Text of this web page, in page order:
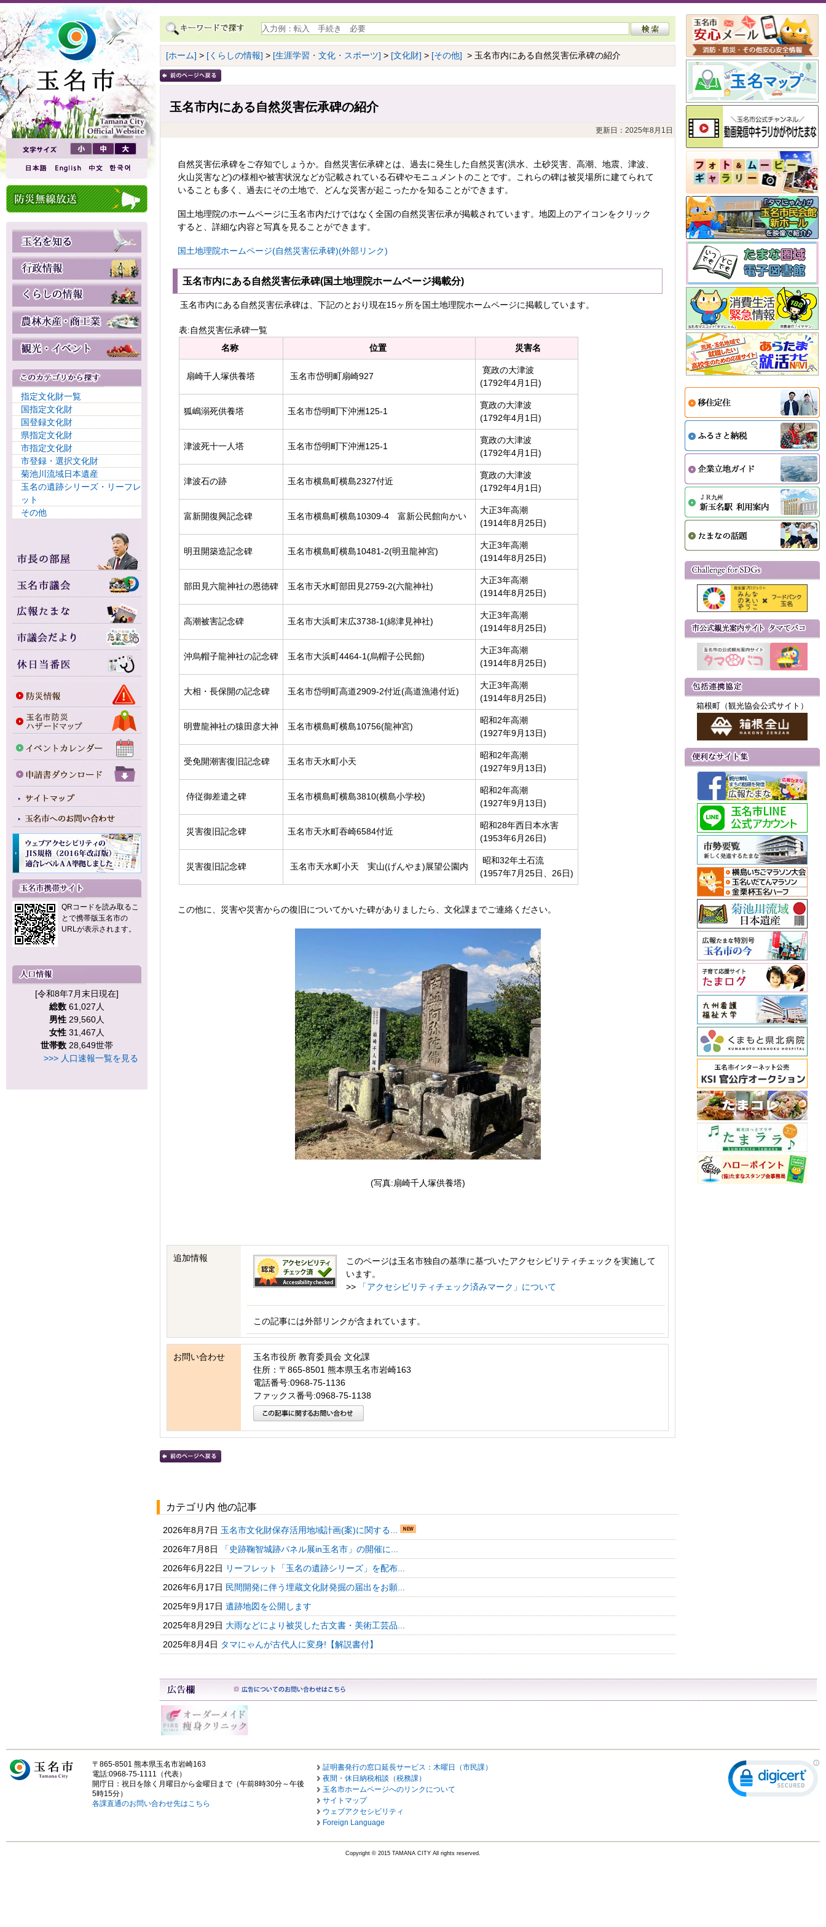
指定文化財一覧
国指定文化財
国登録文化財
県指定文化財
市指定文化財
市登録・選択文化財
菊池川流域日本遺産
玉名の遺跡シリーズ・リーフレ
ット
その他
QRコードを読み取るこ
とで携帯版玉名市の
URLが表示されます。
[令和8年7月末日現在]
総数 61,027人
男性 29,560人
女性 31,467人
世帯数 28,649世帯
>>> 人口速報一覧を見る
[ホーム] > [くらしの情報] > [生涯学習・文化・スポーツ] > [文化財] > [その他] > 玉名市内にある自然災害伝承碑の紹介
玉名市内にある自然災害伝承碑の紹介
更新日：2025年8月1日
自然災害伝承碑をご存知でしょうか。自然災害伝承碑とは、過去に発生した自然災害(洪水、土砂災害、高潮、地震、津波、
火山災害など)の様相や被害状況などが記載されている石碑やモニュメントのことです。これらの碑は被災場所に建てられて
いることも多く、過去にその土地で、どんな災害が起こったかを知ることができます。
国土地理院のホームページに玉名市内だけではなく全国の自然災害伝承が掲載されています。地図上のアイコンをクリック
すると、詳細な内容と写真を見ることができます。
国土地理院ホームページ(自然災害伝承碑)(外部リンク)
玉名市内にある自然災害伝承碑(国土地理院ホームページ掲載分)
玉名市内にある自然災害伝承碑は、下記のとおり現在15ヶ所を国土地理院ホームページに掲載しています。
表:自然災害伝承碑一覧
名称
位置 災害名
扇崎千人塚供養塔 玉名市岱明町扇崎927
寛政の大津波
(1792年4月1日)
狐嶋溺死供養塔 玉名市岱明町下沖洲125-1
寛政の大津波
(1792年4月1日)
津波死十一人塔 玉名市岱明町下沖洲125-1
寛政の大津波
(1792年4月1日)
津波石の跡 玉名市横島町横島2327付近
寛政の大津波
(1792年4月1日)
富新開復興記念碑 玉名市横島町横島10309-4 富新公民館向かい
大正3年高潮
(1914年8月25日)
明丑開築造記念碑 玉名市横島町横島10481-2(明丑龍神宮)
大正3年高潮
(1914年8月25日)
部田見六龍神社の恩徳碑 玉名市天水町部田見2759-2(六龍神社)
大正3年高潮
(1914年8月25日)
高潮被害記念碑 玉名市大浜町末広3738-1(綿津見神社)
大正3年高潮
(1914年8月25日)
沖烏帽子龍神社の記念碑 玉名市大浜町4464-1(烏帽子公民館)
大正3年高潮
(1914年8月25日)
大相・長保開の記念碑 玉名市岱明町高道2909-2付近(高道漁港付近)
大正3年高潮
(1914年8月25日)
明豊龍神社の猿田彦大神 玉名市横島町横島10756(龍神宮)
昭和2年高潮
(1927年9月13日)
受免開潮害復旧記念碑 玉名市天水町小天
昭和2年高潮
(1927年9月13日)
侍従御差遣之碑 玉名市横島町横島3810(横島小学校)
昭和2年高潮
(1927年9月13日)
災害復旧記念碑 玉名市天水町吞崎6584付近
昭和28年西日本水害
(1953年6月26日)
災害復旧記念碑 玉名市天水町小天 実山(げんやま)展望公園内
昭和32年土石流
(1957年7月25日、26日)
この他に、災害や災害からの復旧についてかいた碑がありましたら、文化課までご連絡ください。
(写真:扇崎千人塚供養塔)
追加情報
このページは玉名市独自の基準に基づいたアクセシビリティチェックを実施して
います。
>>
「アクセシビリティチェック済みマーク」について
この記事には外部リンクが含まれています。
お問い合わせ
玉名市役所 教育委員会 文化課
住所：〒865-8501 熊本県玉名市岩崎163
電話番号:0968-75-1136
ファックス番号:0968-75-1138
カテゴリ内 他の記事
2026年8月7日 玉名市文化財保存活用地域計画(案)に関する...
2026年7月8日
「史跡鞠智城跡パネル展in玉名市」の開催に...
2026年6月22日 リーフレット「玉名の遺跡シリーズ」を配布...
2026年6月17日 民間開発に伴う埋蔵文化財発掘の届出をお願...
2025年9月17日 遺跡地図を公開します
2025年8月29日 大雨などにより被災した古文書・美術工芸品...
2025年8月4日 タマにゃんが古代人に変身!【解説書付】
箱根町（観光協会公式サイト）
〒865-8501 熊本県玉名市岩崎163
電話:0968-75-1111（代表）
開庁日：祝日を除く月曜日から金曜日まで（午前8時30分～午後
5時15分）
各課直通のお問い合わせ先はこちら
証明書発行の窓口延長サービス：木曜日（市民課）
夜間・休日納税相談（税務課）
玉名市ホームページへのリンクについて
サイトマップ
ウェブアクセシビリティ
Foreign Language
Copyright © 2015 TAMANA CITY All rights reserved.